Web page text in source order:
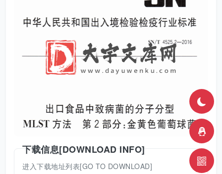
下载信息[DOWNLOAD INFO]
进入下载地址列表[GO TO DOWNLOAD]